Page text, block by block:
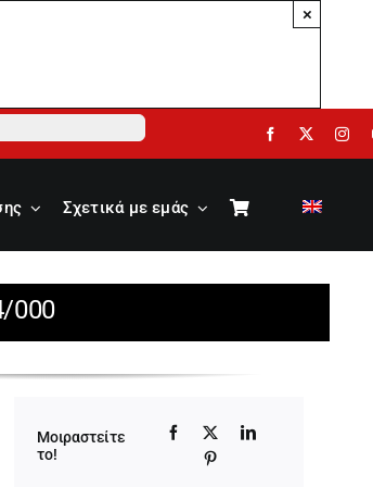
×
Σχετικά με εμάς
000
Μοιραστείτε
το!